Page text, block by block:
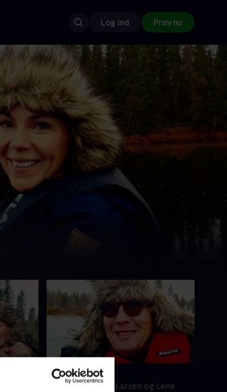
Log ind Prøv nu
4. Skyd!
Både Thomas Bo Larsen og Lene